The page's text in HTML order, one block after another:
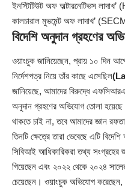
ইনস্টিটিউট অফ অল্টারনেটিভস
কালচারাল মুভমেন্ট অফ লাদাখ’
বিদেশি অনুদান গ্রহণের
ওয়াংচুক জানিয়েছেন, প্রায় ১০ দিন
নির্দেশপত্র নিয়ে তাঁর কাছে এসেছিল
জানিয়েছে, আমাদের বিরুদ্ধে
অনুদান গ্রহণের অভিযোগ তোলা
থাকতে চাই না, তবে আমাদের জ্ঞান
তিনটি ক্ষেত্রে তারা ভেবেছে এটি
সিবিআই আধিকারিকরা তথ্য
গিয়েছেন এবং ২০২২ থেকে ২০২৪
চেয়েছেন। ওয়াংচুক অভিযোগ করেছেন,